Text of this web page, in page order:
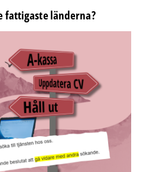
fattigaste länderna?